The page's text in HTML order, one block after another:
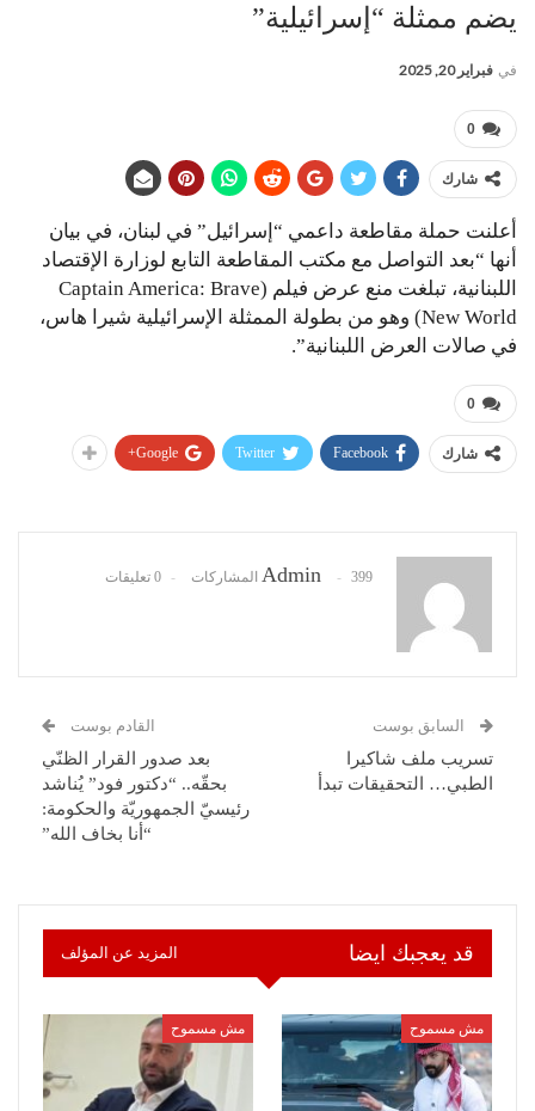
يضم ممثلة “إسرائيلية”
في فبراير 20, 2025
0
شارك
أعلنت حملة مقاطعة داعمي “إسرائيل” في لبنان، في بيان
أنها “بعد التواصل مع مكتب المقاطعة التابع لوزارة الإقتصاد
اللبنانية، تبلغت منع عرض فيلم (Captain America: Brave
New World) وهو من بطولة الممثلة الإسرائيلية شيرا هاس،
في صالات العرض اللبنانية”.
0
شارك Facebook
Twitter
Google+
Admin 399 المشاركات 0 تعليقات
السابق بوست
تسريب ملف شاكيرا
الطبي… التحقيقات تبدأ
القادم بوست
بعد صدور القرار الظنّي
بحقّه.. “دكتور فود” يُناشد
رئيسيّ الجمهوريّة والحكومة:
“أنا بخاف الله”
قد يعجبك ايضا المزيد عن المؤلف
مش مسموح مش مسموح